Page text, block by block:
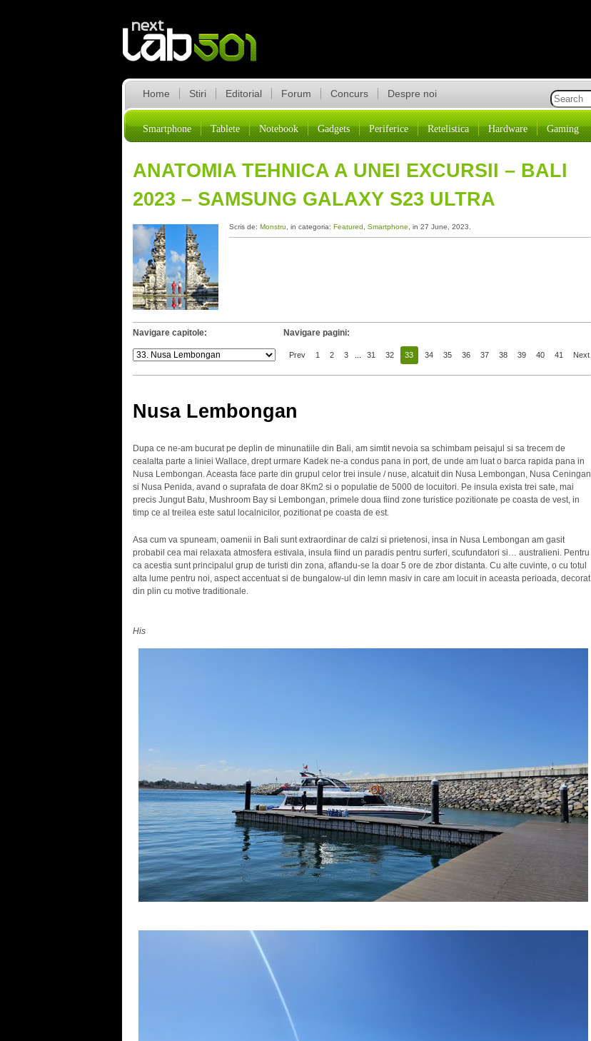
Home Stiri Editorial Forum Concurs Despre noi
Smartphone Tablete Notebook Gadgets Periferice Retelistica Hardware Gaming
ANATOMIA TEHNICA A UNEI EXCURSII – BALI
2023 – SAMSUNG GALAXY S23 ULTRA
Scris de: Monstru , in categoria: Featured Smartphone , in 27 June, 2023.
Navigare capitole: Navigare pagini:
Prev 1 2 3 31 32 33 34 35 36 37 38 39 40 41 Next
Nusa Lembongan
Dupa ce ne-am bucurat pe deplin de minunatiile din Bali, am simtit nevoia sa schimbam peisajul si sa trecem de
cealalta parte a liniei Wallace, drept urmare Kadek ne-a condus pana in port, de unde am luat o barca rapida pana in
Nusa Lembongan. Aceasta face parte din grupul celor trei insule / nuse, alcatuit din Nusa Lembongan, Nusa Ceningan
si Nusa Penida, avand o suprafata de doar 8Km2 si o populatie de 5000 de locuitori. Pe insula exista trei sate, mai
precis Jungut Batu, Mushroom Bay si Lembongan, primele doua fiind zone turistice pozitionate pe coasta de vest, in
timp ce al treilea este satul localnicilor, pozitionat pe coasta de est.
Asa cum va spuneam, oamenii in Bali sunt extraordinar de calzi si prietenosi, insa in Nusa Lembongan am gasit
probabil cea mai relaxata atmosfera estivala, insula fiind un paradis pentru surferi, scufundatori si… australieni. Pentru
ca acestia sunt principalul grup de turisti din zona, aflandu-se la doar 5 ore de zbor distanta. Cu alte cuvinte, o cu totul
alta lume pentru noi, aspect accentuat si de bungalow-ul din lemn masiv in care am locuit in aceasta perioada, decorat
din plin cu motive traditionale.
His